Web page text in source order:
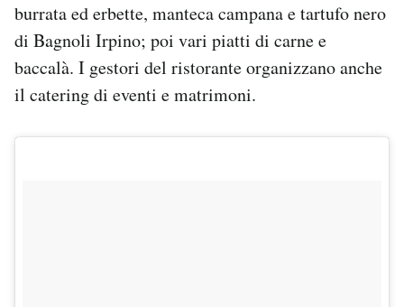
burrata ed erbette, manteca campana e tartufo nero
di Bagnoli Irpino; poi vari piatti di carne e
baccalà. I gestori del ristorante organizzano anche
il catering di eventi e matrimoni.